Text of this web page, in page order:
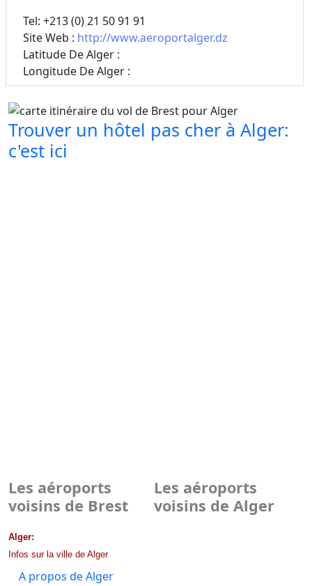
Tel: +213 (0) 21 50 91 91
Site Web : http://www.aeroportalger.dz
Latitude De Alger :
Longitude De Alger :
Trouver un hôtel pas cher à Alger:
c'est ici
Les aéroports
voisins de Brest
Les aéroports
voisins de Alger
Alger:
Infos sur la ville de Alger
A propos de Alger